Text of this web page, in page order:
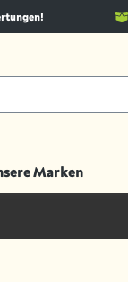
Marken